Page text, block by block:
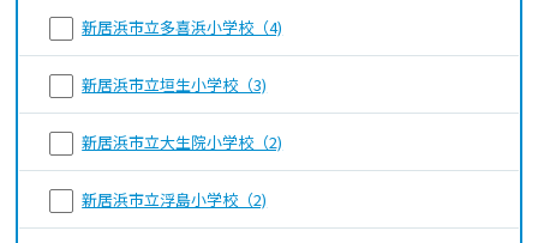
新居浜市立多喜浜小学校（4)
新居浜市立垣生小学校（3)
新居浜市立大生院小学校（2)
新居浜市立浮島小学校（2)